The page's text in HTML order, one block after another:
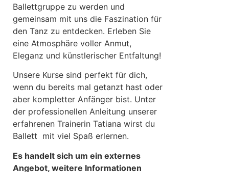
Ballettgruppe zu werden und
gemeinsam mit uns die Faszination für
den Tanz zu entdecken. Erleben Sie
eine Atmosphäre voller Anmut,
Eleganz und künstlerischer Entfaltung!
Unsere Kurse sind perfekt für dich,
wenn du bereits mal getanzt hast oder
aber kompletter Anfänger bist. Unter
der professionellen Anleitung unserer
erfahrenen Trainerin Tatiana wirst du
Ballett mit viel Spaß erlernen.
Es handelt sich um ein externes
Angebot, weitere Informationen